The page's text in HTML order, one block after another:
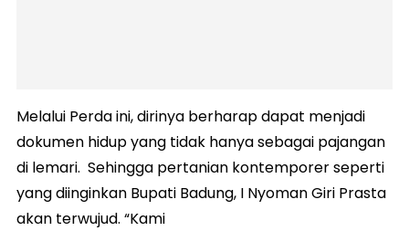
Melalui Perda ini, dirinya berharap dapat menjadi
dokumen hidup yang tidak hanya sebagai pajangan
di lemari. Sehingga pertanian kontemporer seperti
yang diinginkan Bupati Badung, I Nyoman Giri Prasta
akan terwujud. “Kami